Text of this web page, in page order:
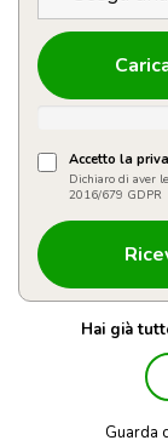
Accetto la
Dichiaro di aver
2016/679 GDPR
Hai già
Guarda